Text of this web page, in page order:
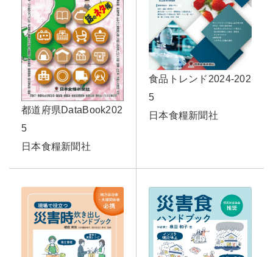
都道府県DataBook202
5
日本食糧新聞社
食品トレンド2024-202
5
日本食糧新聞社